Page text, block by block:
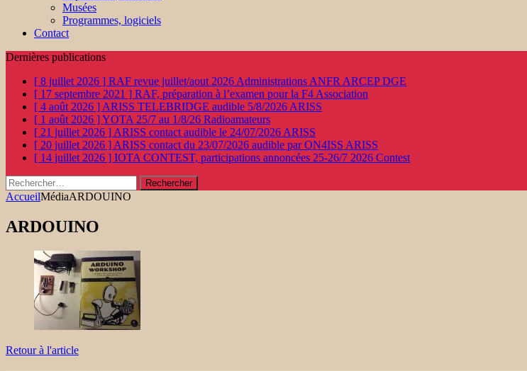
Musées
Programmes, logiciels
Contact
Dernières publications
[ 8 juillet 2026 ] RAF revue juillet/aout 2026 Administrations ANFR ARCEP DGE
[ 17 septembre 2021 ] RAF, préparation à l’examen pour la F4 Association
[ 4 août 2026 ] ARISS TELEBRIDGE audible 5/8/2026 ARISS
[ 1 août 2026 ]YOTA 25/7 au 1/8/26 Radioamateurs
[ 21 juillet 2026 ] ARISS contact audible le 24/07/2026 ARISS
[ 20 juillet 2026 ] ARISS contact du 23/07/2026 audible par ON4ISS ARISS
[ 14 juillet 2026 ] IOTA CONTEST, participations annoncées 25-26/7 2026 Contest
Rechercher :
AccueilMédiaARDOUINO
ARDOUINO
Retour à l'article